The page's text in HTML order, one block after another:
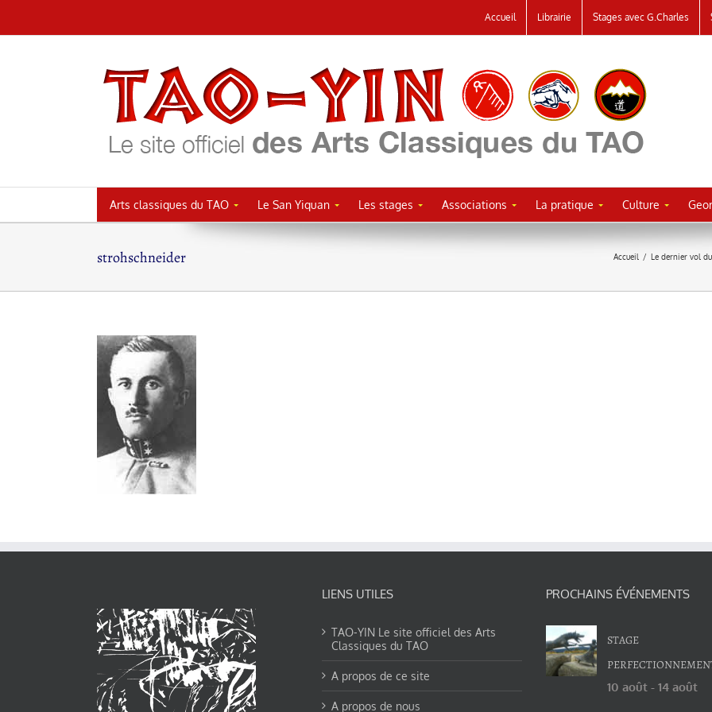
au
Accueil Librairie Stages avec G.Charles
Arts classiques du TAO Le San Yiquan Les stages Associations La pratique Culture
strohschneider Accueil / Le dernier vol
LIENS UTILES
TAO-YIN Le site officiel des Arts
Classiques du TAO
A propos de ce site
A propos de nous
PROCHAINS ÉVÉNEMENTS
STAGE
10 août - 14 août